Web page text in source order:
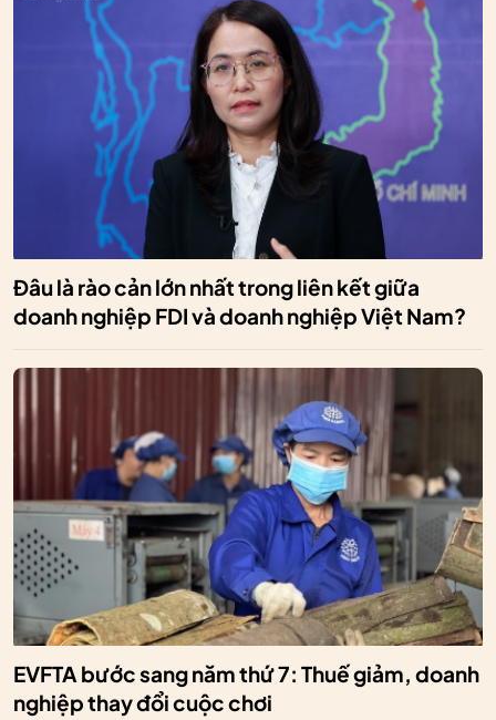
Đâu là rào cản lớn nhất trong liên kết giữa
doanh nghiệp FDI và doanh nghiệp Việt Nam?
EVFTA bước sang năm thứ 7: Thuế giảm, doanh
nghiệp thay đổi cuộc chơi